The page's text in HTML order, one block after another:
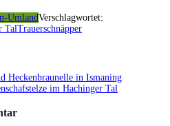
UmlandVerschlagwortet:
TalTrauerschnäpper
Heckenbraunelle in Ismaning
im Hachinger Tal